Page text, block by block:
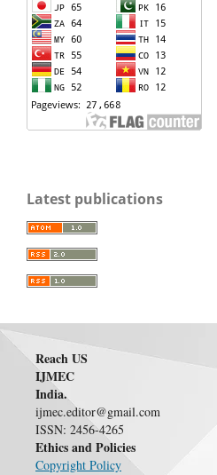
Latest publications
Reach US
IJMEC
India.
ijmec.editor@gmail.com
ISSN: 2456-4265
Ethics and Policies
Copyright Policy